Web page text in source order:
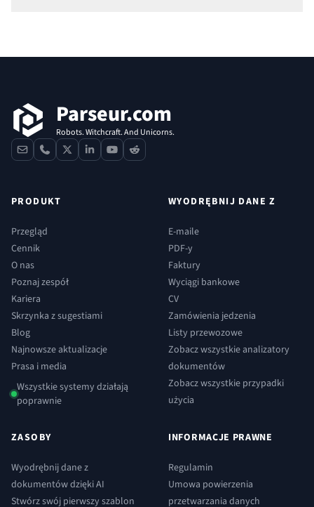
Parseur.com
Robots. Witchcraft. And Unicorns.
contactphone
x linkedinyoutube
reddit
PRODUKT
Przegląd
Cennik
O nas
Poznaj zespół
Kariera
Skrzynka z sugestiami
Blog
Najnowsze aktualizacje
Prasa i media
Wszystkie systemy działają
poprawnie
WYODRĘBNIJ DANE Z
E-maile
PDF-y
Faktury
Wyciągi bankowe
CV
Zamówienia jedzenia
Listy przewozowe
Zobacz wszystkie analizatory
dokumentów
Zobacz wszystkie przypadki
użycia
ZASOBY
Wyodrębnij dane z
dokumentów dzięki AI
Stwórz swój pierwszy szablon
INFORMACJE PRAWNE
Regulamin
Umowa powierzenia
przetwarzania danych